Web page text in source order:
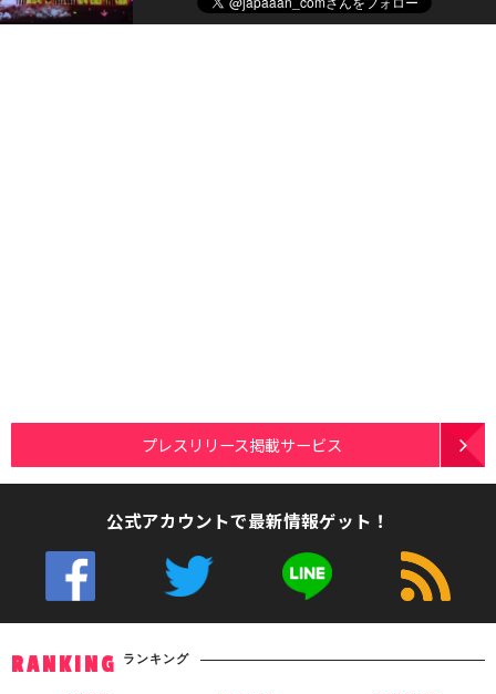
プレスリリース掲載サービス
公式アカウントで最新情報ゲット！
RANKING ランキング